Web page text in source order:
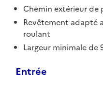
Chemin extérieur de
Revêtement adapté
roulant
Largeur minimale
Entrée